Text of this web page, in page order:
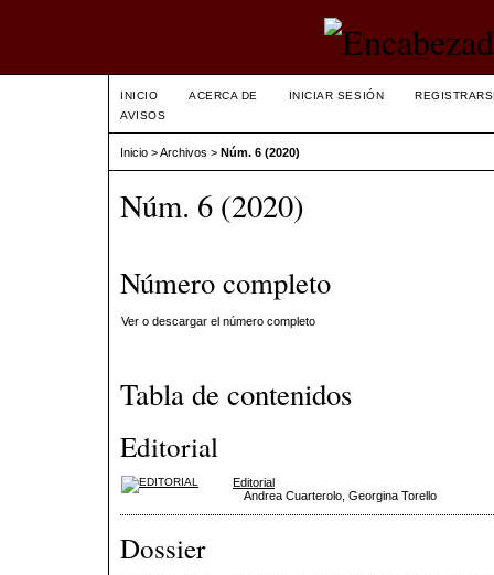
INICIO ACERCA DE INICIAR SESIÓN
AVISOS
Inicio >Archivos > Núm. 6 (2020)
Núm. 6 (2020)
Número completo
Ver o descargar el número completo
Tabla de contenidos
Editorial
Editorial
Andrea Cuarterolo, Georgina Torello
Dossier